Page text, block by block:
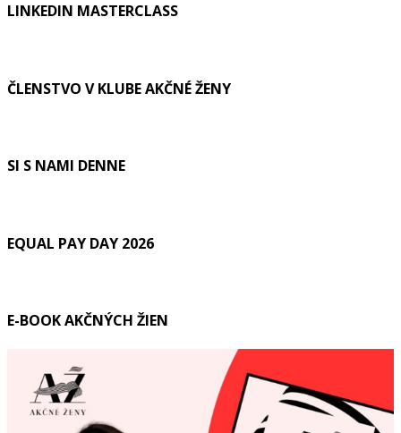
LINKEDIN MASTERCLASS
ČLENSTVO V KLUBE AKČNÉ ŽENY
SI S NAMI DENNE
EQUAL PAY DAY 2026
E-BOOK AKČNÝCH ŽIEN